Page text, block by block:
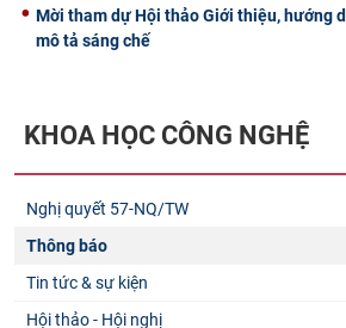
Mời tham dự Hội thảo Giới thiệu, hướng
mô tả sáng chế
KHOA HỌC CÔNG NGHỆ
Nghị quyết 57-NQ/TW
Thông báo
Tin tức & sự kiện
Hội thảo - Hội nghị